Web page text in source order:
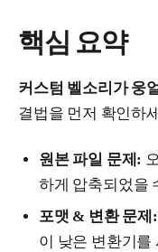
핵심 요약
커스텀 벨소리가 웅
결법을 먼저 확인하
원본 파일 문제:
하게 압축되었을
포맷 & 변환 문제:
이 낮은 변환기를